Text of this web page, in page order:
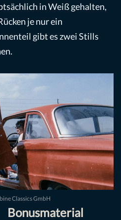
in Weiß gehalten,
je nur ein
gibt es zwei Stills
Classics GmbH
Bonusmaterial